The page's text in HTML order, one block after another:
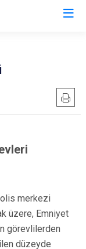
merkezi
üzere, Emniyet
görevlilerden
düzeyde